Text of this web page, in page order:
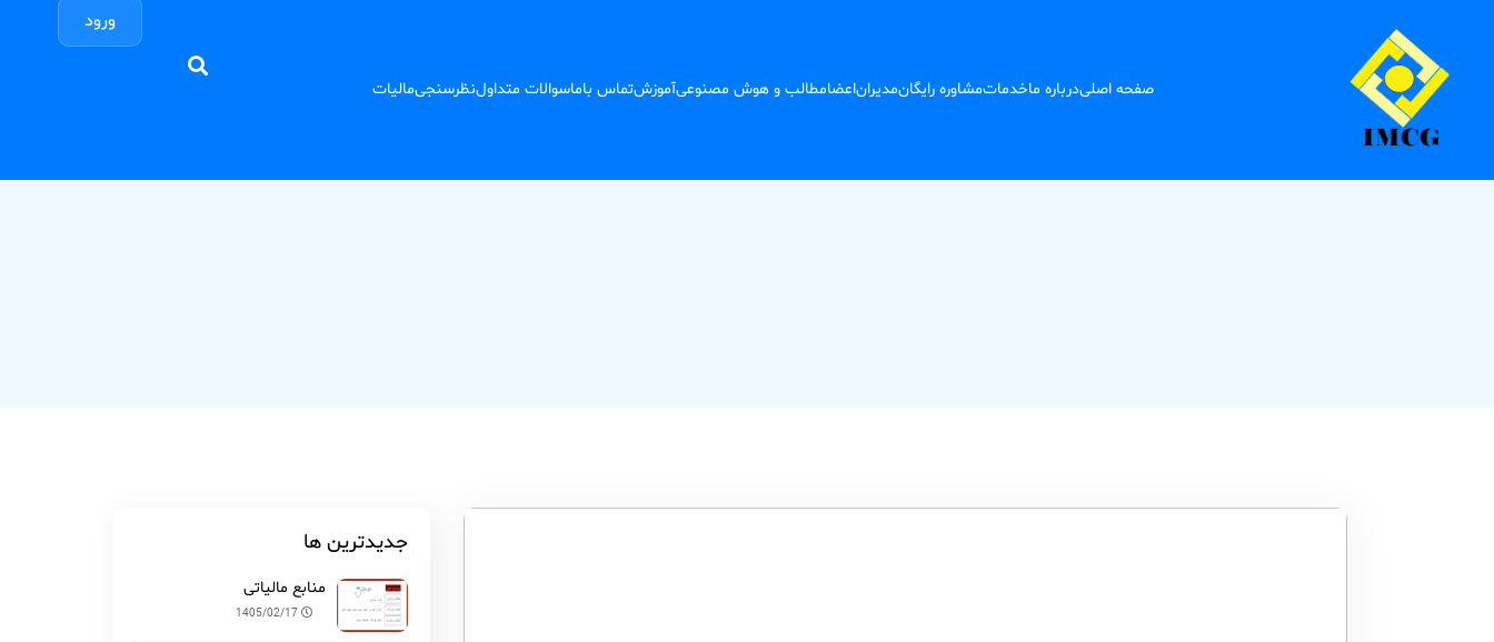
صفحه اصلیدرباره ماخدماتمشاوره رایگانمدیراناعضامطالب و هوش مصنوعیآموزشتماس باماسوالات متداولنظرسنجیمالیات
ورود
جدیدترین ها
منابع مالیاتی